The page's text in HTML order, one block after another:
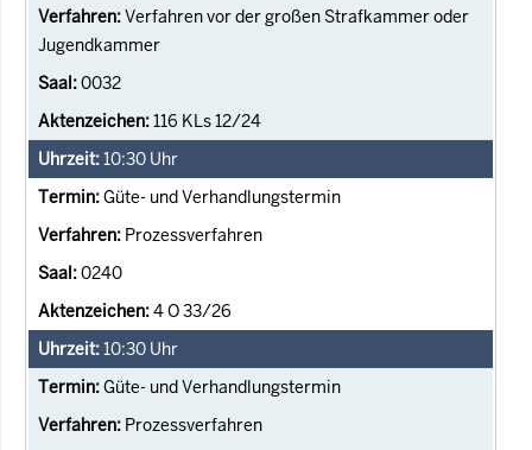
Verfahren vor der großen Strafkammer oder
Jugendkammer
0032
116 KLs 12/24
10:30 Uhr
Güte- und Verhandlungstermin
Prozessverfahren
0240
4 O 33/26
10:30 Uhr
Güte- und Verhandlungstermin
Prozessverfahren